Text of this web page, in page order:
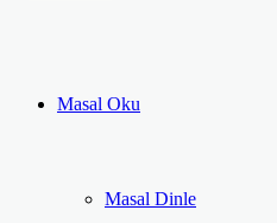
Masal Oku
Masal Dinle